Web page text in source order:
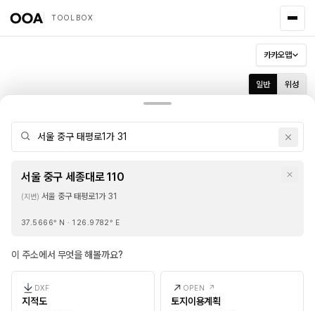
TOOLBOX
서울 중구 세종대로 110
(지번) 서울 중구 태평로1가 31
37.5666° N · 126.9782° E
이 주소에서 무엇을 해볼까요?
DXF
지적도
OPEN ↗
토지이용계획
카카오맵
일반 위성